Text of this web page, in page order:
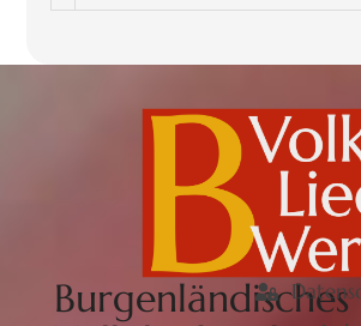
Burgenländisches